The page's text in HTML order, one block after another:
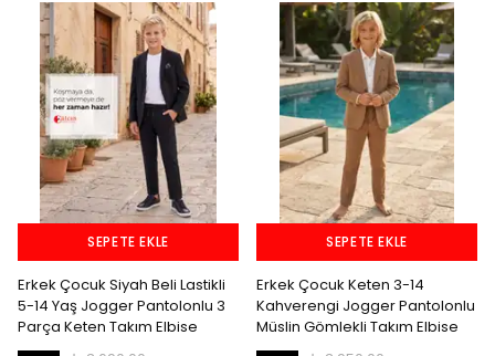
SEPETE EKLE
Erkek Çocuk Siyah Beli Lastikli
5-14 Yaş Jogger Pantolonlu 3
Parça Keten Takım Elbise
SEPETE EKLE
Erkek Çocuk Keten 3-14
Kahverengi Jogger Pantolonlu
Müslin Gömlekli Takım Elbise